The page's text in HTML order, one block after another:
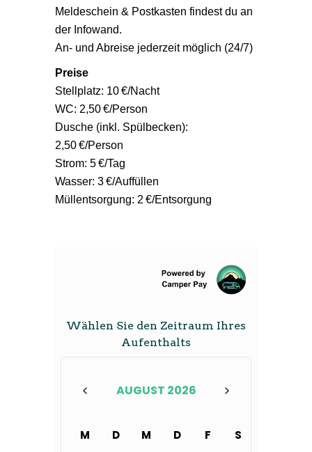
Meldeschein & Postkasten findest du an
der Infowand.
An- und Abreise jederzeit möglich (24/7)
Preise
Stellplatz: 10 €/Nacht
WC: 2,50 €/Person
Dusche (inkl. Spülbecken):
2,50 €/Person
Strom: 5 €/Tag
Wasser: 3 €/Auffüllen
Müllentsorgung: 2 €/Entsorgung